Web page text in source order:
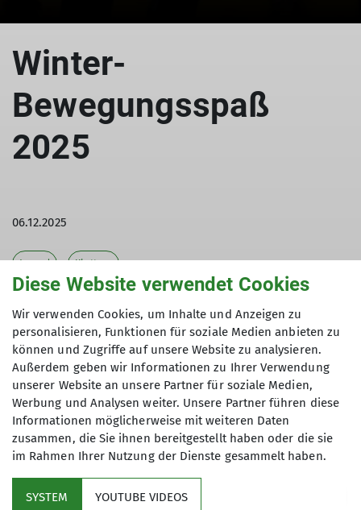
Winter-
Bewegungsspaß
2025
06.12.2025
Jugend Klettern
Da haben wir den Kindern aber ein schönes
Nikolausgeschenk gemacht!
Am 06.12.2025 fand der Winter-Bewegungsspaß im
Ahorn Sportpark statt. Ähnlich wie beim Radio-
Hochstift-Ferienfinale stellten viele Vereine ihre
Angebote vor und natürlich konnten die Kinder,
aber auch die Eltern, diese auch ausprobieren.
begehrt, und von 9:00 Uhr bis 15:00 Uhr wurde
Diese Website verwendet Cookies
Wir verwenden Cookies, um Inhalte und Anzeigen zu
personalisieren, Funktionen für soziale Medien anbieten zu
können und Zugriffe auf unsere Website zu analysieren.
Außerdem geben wir Informationen zu Ihrer Verwendung
unserer Website an unsere Partner für soziale Medien,
Werbung und Analysen weiter. Unsere Partner führen diese
Informationen möglicherweise mit weiteren Daten
zusammen, die Sie ihnen bereitgestellt haben oder die sie
im Rahmen Ihrer Nutzung der Dienste gesammelt haben.
SYSTEM YOUTUBE VIDEOS